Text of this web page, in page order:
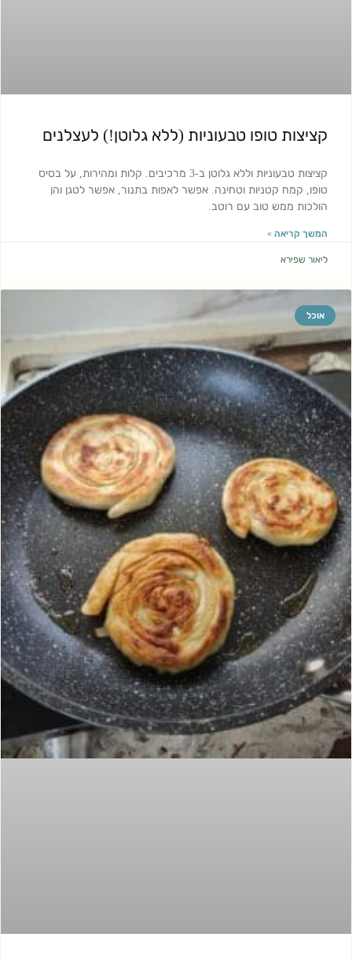
קציצות טופו טבעוניות (ללא גלוטן!) לעצלנים
קציצות טבעוניות וללא גלוטן ב-3 מרכיבים. קלות ומהירות, על בסיס
טופו, קמח קטניות וטחינה. אפשר לאפות בתנור, אפשר לטגן והן
הולכות ממש טוב עם רוטב.
המשך קריאה »
ליאור שפירא
אוכל